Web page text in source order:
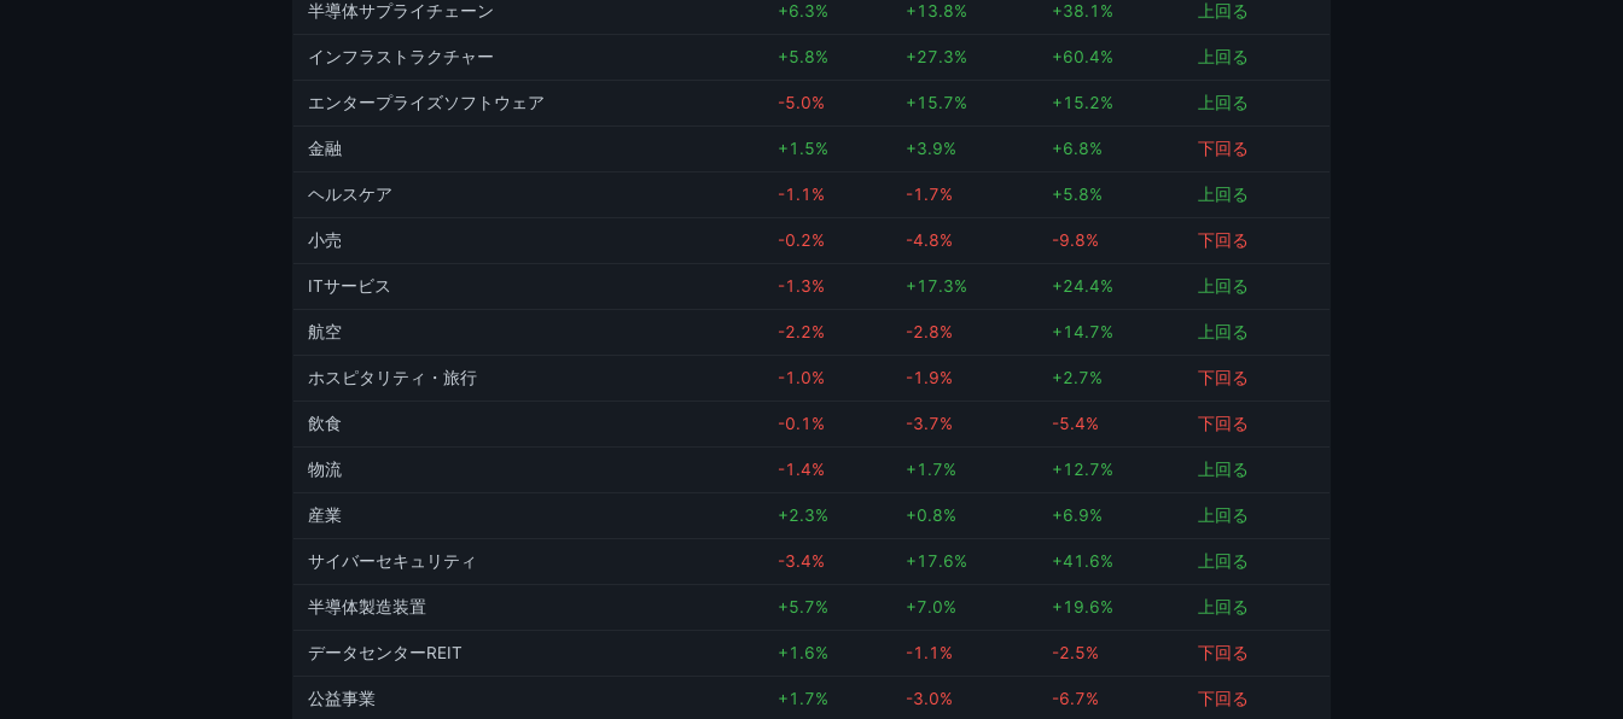
半導体サプライチェーン +6.3% +13.8% +38.1% 上回る
インフラストラクチャー +5.8% +27.3% +60.4% 上回る
エンタープライズソフトウェア -5.0% +15.7% +15.2% 上回る
金融 +1.5% +3.9% +6.8% 下回る
ヘルスケア -1.1% -1.7% +5.8% 上回る
小売 -0.2% -4.8% -9.8% 下回る
ITサービス -1.3% +17.3% +24.4% 上回る
航空 -2.2% -2.8% +14.7% 上回る
ホスピタリティ・旅行 -1.0% -1.9% +2.7% 下回る
飲食 -0.1% -3.7% -5.4% 下回る
物流 -1.4% +1.7% +12.7% 上回る
産業 +2.3% +0.8% +6.9% 上回る
サイバーセキュリティ -3.4% +17.6% +41.6% 上回る
半導体製造装置 +5.7% +7.0% +19.6% 上回る
データセンターREIT +1.6% -1.1% -2.5% 下回る
公益事業 +1.7% -3.0% -6.7% 下回る